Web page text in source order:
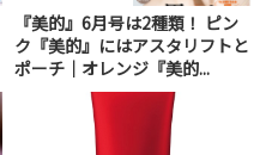
『美的』6月号は2種類！ ピン
ク『美的』にはアスタリフトと
ポーチ｜オレンジ『美的...